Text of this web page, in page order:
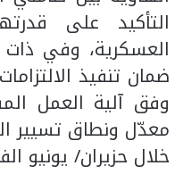
التأكيد على
العسكرية، وفي
ضمان تنفيذ
وفق آلية العمل
معدّل ونطاق تسيير
خلال حزيران/ يونيو